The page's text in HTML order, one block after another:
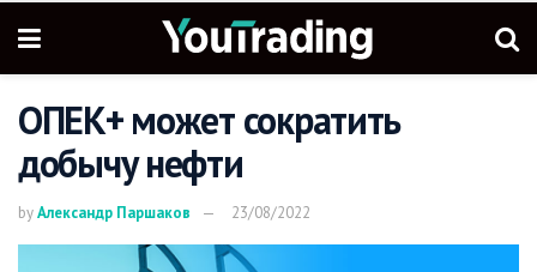
ОПЕК+ может сократить
добычу нефти
byАлександр Паршаков 23/08/2022